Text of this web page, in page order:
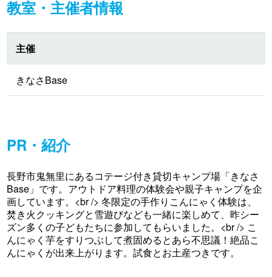
教室・主催者情報
主催
きなさBase
PR・紹介
長野市鬼無里にあるコテージ付き貸切キャンプ場「きなさ
Base」です。アウトドア料理の体験会や親子キャンプを企
画しています。<br /> 冬限定の手作りこんにゃく体験は、
焚き火クッキングと雪遊びなども一緒に楽しめて、昨シー
ズン多くの子どもたちに参加してもらいました。<br /> こ
んにゃく芋をすりつぶして煮固めるとあら不思議！絶品こ
んにゃくが出来上がります。試食とお土産つきです。